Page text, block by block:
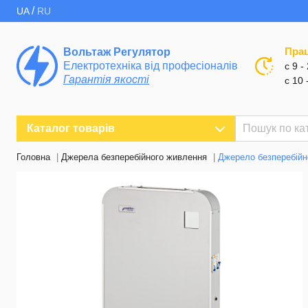
UA/ RU
Вольтаж Регулятор
Електротехніка від професіоналів
Гарантія якості
с 9 -
с 10
Каталог товарів
Головна Джерела безперебійного живлення Джерело